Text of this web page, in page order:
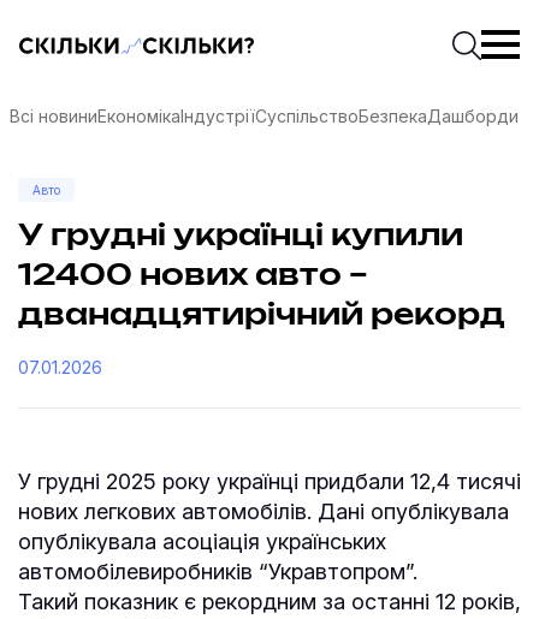
Скільки-скільки? — Медіа про суспільні даніПочати
Всі новиниЕкономікаІндустріїСуспільствоБезпекаДашборди
Авто
У грудні українці купили
12400 нових авто –
дванадцятирічний рекорд
07.01.2026
У грудні 2025 року українці придбали 12,4 тисячі
нових легкових автомобілів. Дані опублікувала
опублікувала асоціація українських
автомобілевиробників “Укравтопром”.
Такий показник є рекордним за останні 12 років,